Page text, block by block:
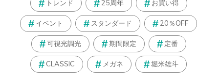
トレンド 25周年 お買い得
イベント スタンダード 20％OFF
可視光調光 期間限定 定番
CLASSIC メガネ 堀米雄斗